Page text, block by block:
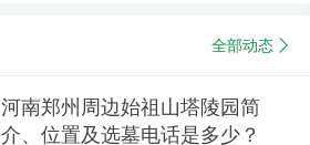
全部动态
河南郑州周边始祖山塔陵园简
介、位置及选墓电话是多少？